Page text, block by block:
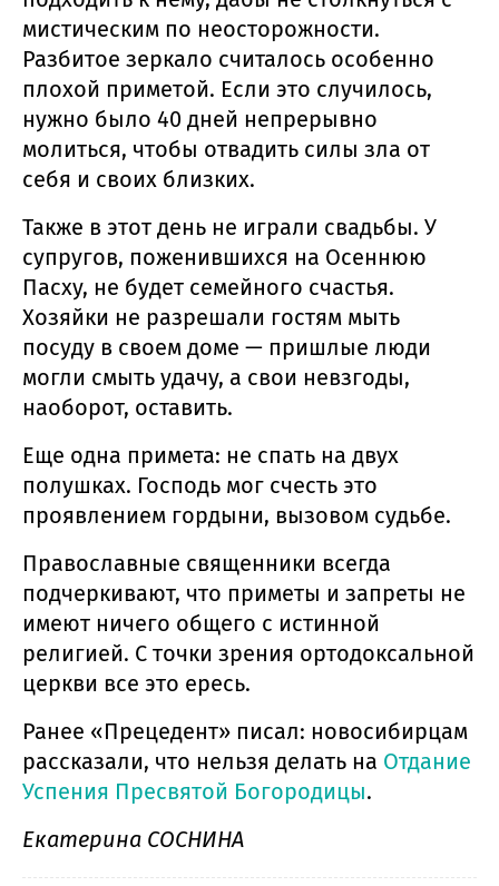
мистическим по неосторожности.
Разбитое зеркало считалось особенно
плохой приметой. Если это случилось,
нужно было 40 дней непрерывно
молиться, чтобы отвадить силы зла от
себя и своих близких.
Также в этот день не играли свадьбы. У
супругов, поженившихся на Осеннюю
Пасху, не будет семейного счастья.
Хозяйки не разрешали гостям мыть
посуду в своем доме — пришлые люди
могли смыть удачу, а свои невзгоды,
наоборот, оставить.
Еще одна примета: не спать на двух
полушках. Господь мог счесть это
проявлением гордыни, вызовом судьбе.
Православные священники всегда
подчеркивают, что приметы и запреты не
имеют ничего общего с истинной
религией. С точки зрения ортодоксальной
церкви все это ересь.
Ранее «Прецедент» писал: новосибирцам
рассказали, что нельзя делать на Отдание
Успения Пресвятой Богородицы.
Екатерина СОСНИНА